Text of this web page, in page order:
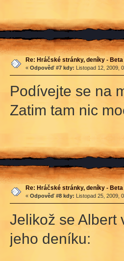
Re: Hráčské stránky, deníky - Beta
« Odpověď #7 kdy: Listopad 12, 2009,
Podívejte se na
Zatim tam nic
Re: Hráčské stránky, deníky - Beta
« Odpověď #8 kdy: Listopad 25, 2009,
Jelikož se Albert
jeho deníku: